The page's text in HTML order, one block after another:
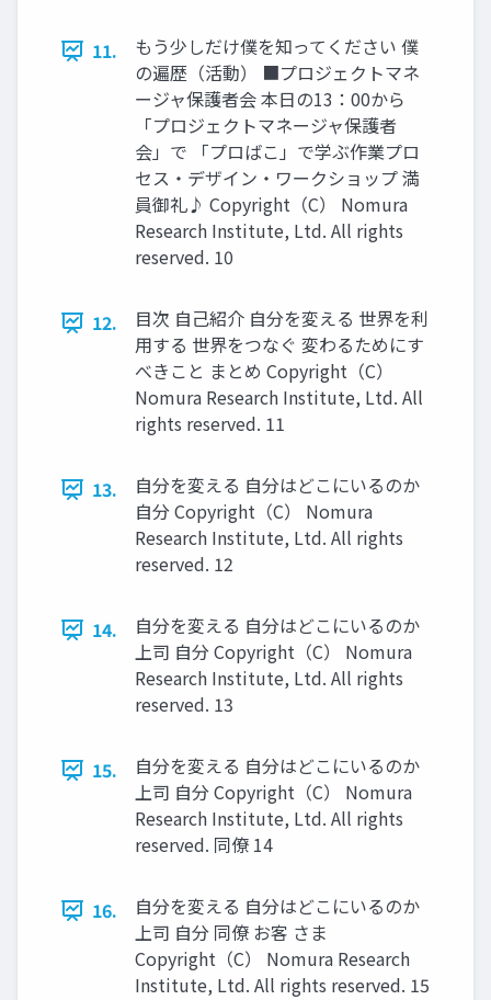
11.
もう少しだけ僕を知ってください 僕
の遍歴（活動） ■プロジェクトマネ
ージャ保護者会 本日の13：00から
「プロジェクトマネージャ保護者
会」で 「プロばこ」で学ぶ作業プロ
セス・デザイン・ワークショップ 満
員御礼♪ Copyright（C） Nomura
Research Institute, Ltd. All rights
reserved. 10
12.
目次 自己紹介 自分を変える 世界を利
用する 世界をつなぐ 変わるためにす
べきこと まとめ Copyright（C）
Nomura Research Institute, Ltd. All
rights reserved. 11
13.
自分を変える 自分はどこにいるのか
自分 Copyright（C） Nomura
Research Institute, Ltd. All rights
reserved. 12
14.
自分を変える 自分はどこにいるのか
上司 自分 Copyright（C） Nomura
Research Institute, Ltd. All rights
reserved. 13
15.
自分を変える 自分はどこにいるのか
上司 自分 Copyright（C） Nomura
Research Institute, Ltd. All rights
reserved. 同僚 14
16.
自分を変える 自分はどこにいるのか
上司 自分 同僚 お客 さま
Copyright（C） Nomura Research
Institute, Ltd. All rights reserved. 15